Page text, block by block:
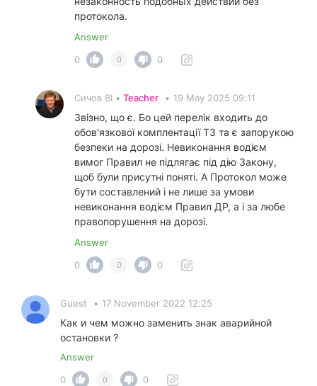
протокола.
Answer
0
0 0
Сичов ВІ • Teacher • 19 May 2025 09:11
Звізно, що є. Бо цей перелік входить до
обов'язкової комплентації ТЗ та є запорукою
безпеки на дорозі. Невиконання водієм
вимог Правил не підлягає під дію Закону,
щоб були присутні поняті. А Протокол може
бути составлений і не лише за умови
невиконання водієм Правил ДР, а і за любе
правопорушення на дорозі.
Answer
0
0 0
Guest • 17 November 2022 12:25
Как и чем можно заменить знак аварийной
остановки ?
Answer
0
0 0